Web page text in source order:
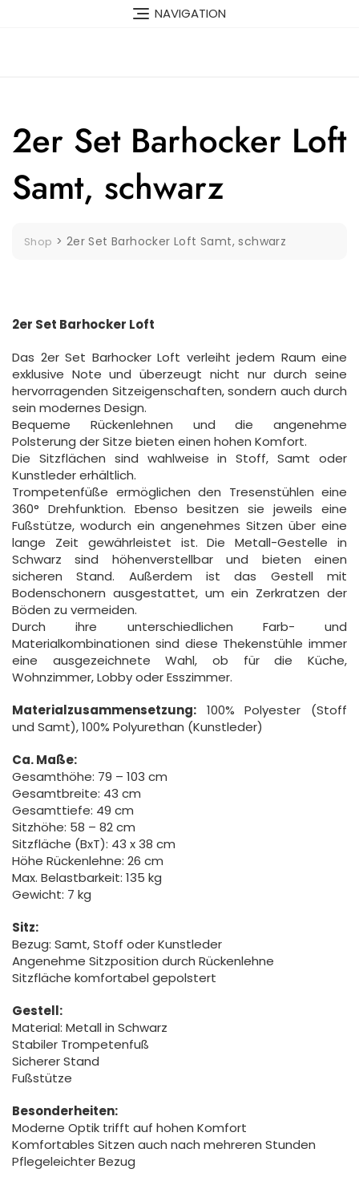
NAVIGATION
2er Set Barhocker Loft
Samt, schwarz
Shop > 2er Set Barhocker Loft Samt, schwarz
2er Set Barhocker Loft
Das 2er Set Barhocker Loft verleiht jedem Raum eine
exklusive Note und überzeugt nicht nur durch seine
hervorragenden Sitzeigenschaften, sondern auch durch
sein modernes Design.
Bequeme Rückenlehnen und die angenehme
Polsterung der Sitze bieten einen hohen Komfort.
Die Sitzflächen sind wahlweise in Stoff, Samt oder
Kunstleder erhältlich.
Trompetenfüße ermöglichen den Tresenstühlen eine
360° Drehfunktion. Ebenso besitzen sie jeweils eine
Fußstütze, wodurch ein angenehmes Sitzen über eine
lange Zeit gewährleistet ist. Die Metall-Gestelle in
Schwarz sind höhenverstellbar und bieten einen
sicheren Stand. Außerdem ist das Gestell mit
Bodenschonern ausgestattet, um ein Zerkratzen der
Böden zu vermeiden.
Durch ihre unterschiedlichen Farb- und
Materialkombinationen sind diese Thekenstühle immer
eine ausgezeichnete Wahl, ob für die Küche,
Wohnzimmer, Lobby oder Esszimmer.
Materialzusammensetzung: 100% Polyester (Stoff
und Samt), 100% Polyurethan (Kunstleder)
Ca. Maße:
Gesamthöhe: 79 – 103 cm
Gesamtbreite: 43 cm
Gesamttiefe: 49 cm
Sitzhöhe: 58 – 82 cm
Sitzfläche (BxT): 43 x 38 cm
Höhe Rückenlehne: 26 cm
Max. Belastbarkeit: 135 kg
Gewicht: 7 kg
Sitz:
Bezug: Samt, Stoff oder Kunstleder
Angenehme Sitzposition durch Rückenlehne
Sitzfläche komfortabel gepolstert
Gestell:
Material: Metall in Schwarz
Stabiler Trompetenfuß
Sicherer Stand
Fußstütze
Besonderheiten:
Moderne Optik trifft auf hohen Komfort
Komfortables Sitzen auch nach mehreren Stunden
Pflegeleichter Bezug